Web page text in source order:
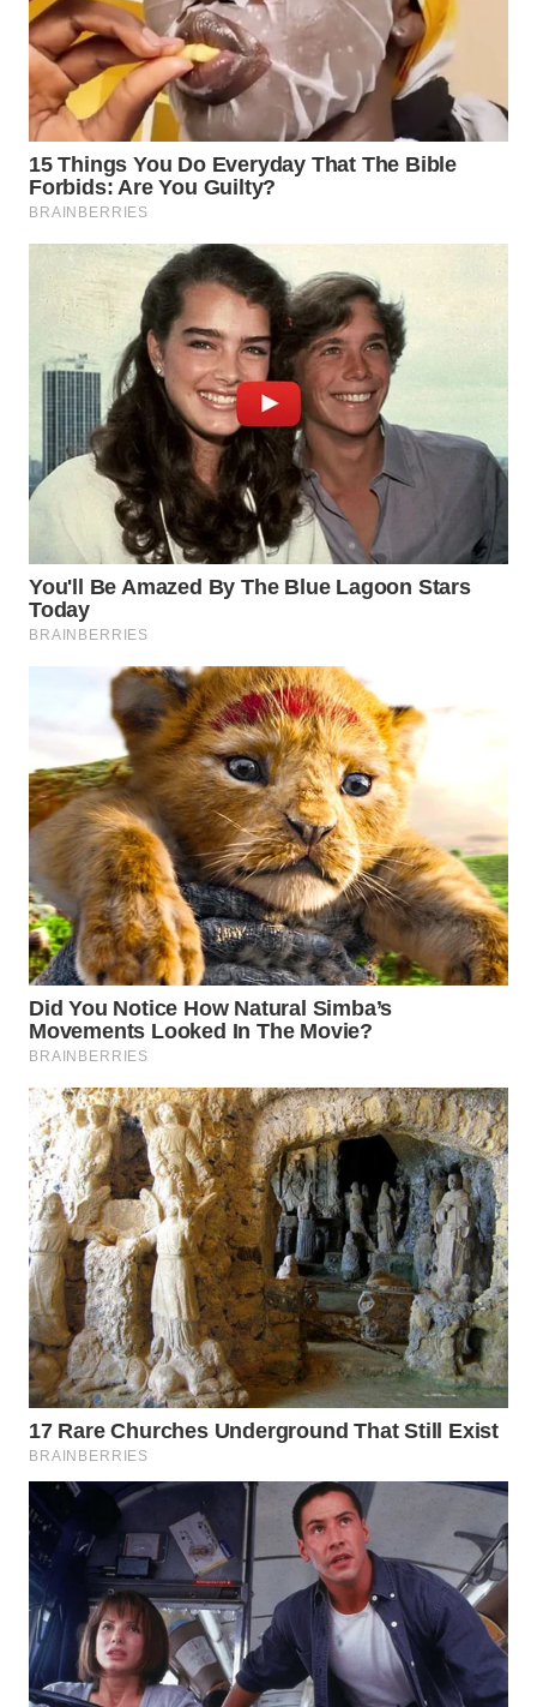
WN
LABUHANBATU
WN
TAPANULI
TENGAH
SERDANG
WN
TEBING
TINGGI
WN
PAKPAK
KARAWANG
WN
BEKASI
WN
DEPOK
WN
TAPANULI
UTARA
SAMOSIR
WN
PADANG
LAWAS
WN
SUMEDANG
WN
CIANJUR
WN
KEPULAUAN
SERIBU
WN
TANGERANG
BINJAI
WN
CIREBON